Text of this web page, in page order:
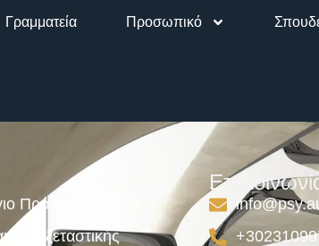
Γραμματεία Προσωπικό
Πρόγραμμα
Εξεταστικής